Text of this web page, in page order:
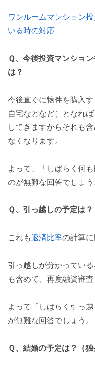
ワンルームマンション
いる時の対応
Ｑ、今後投資マンショ
は？
今後直ぐに物件を購入
自宅などなど）となれ
してきますからそれも
なくなります。
よって、「しばらく何
のが無難な回答でしょう
Ｑ、引っ越しの予定は？
これも返済比率の計算に
引っ越しが分かってい
も含めて、再度融資審
よって「しばらく引っ
が無難な回答でしょう。
Ｑ、結婚の予定は？（独